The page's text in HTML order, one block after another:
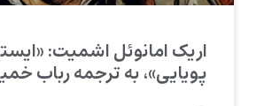
اریک امانوئل اشمیت:
پویایی»، به ترجمه رباب